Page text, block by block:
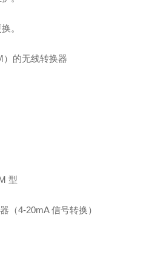
。
）的无线转换器
型
（4-20mA 信号转换）